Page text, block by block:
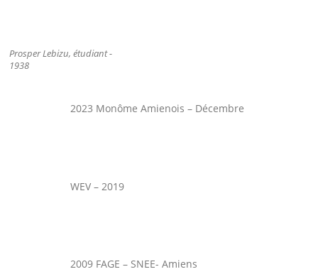
Prosper Lebizu, étudiant -
1938
2023 Monôme Amienois – Décembre
WEV – 2019
2009 FAGE – SNEE- Amiens